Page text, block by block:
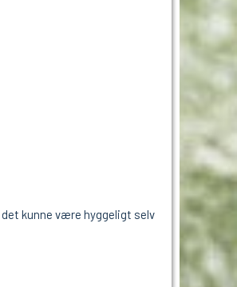
kunne være hyggeligt selv